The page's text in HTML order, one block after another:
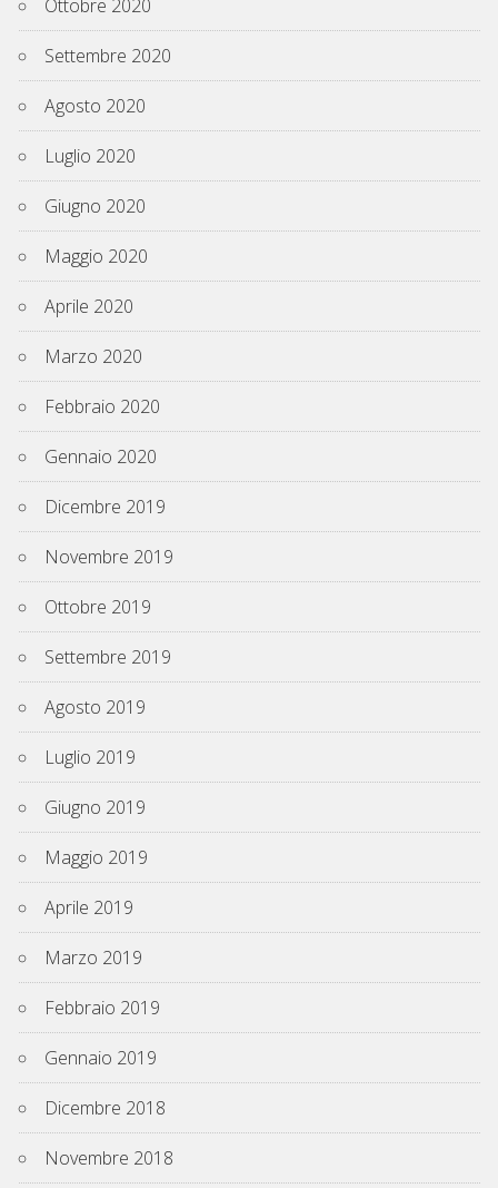
Ottobre 2020
Settembre 2020
Agosto 2020
Luglio 2020
Giugno 2020
Maggio 2020
Aprile 2020
Marzo 2020
Febbraio 2020
Gennaio 2020
Dicembre 2019
Novembre 2019
Ottobre 2019
Settembre 2019
Agosto 2019
Luglio 2019
Giugno 2019
Maggio 2019
Aprile 2019
Marzo 2019
Febbraio 2019
Gennaio 2019
Dicembre 2018
Novembre 2018